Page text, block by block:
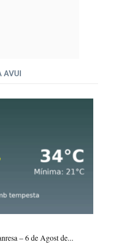
AVUI
– 6 de Agost de...